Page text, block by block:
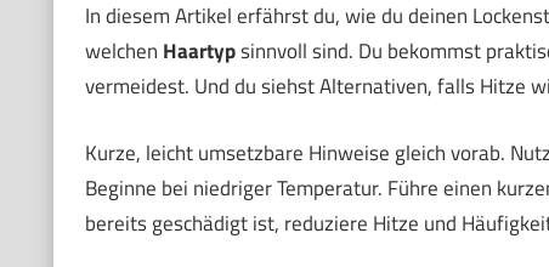
In diesem Artikel erfährst du, wie du deinen
welchen Haartypsinnvoll sind. Du bekommst
vermeidest. Und du siehst Alternativen, falls Hitze
Kurze, leicht umsetzbare Hinweise gleich vorab.
Beginne bei niedriger Temperatur. Führe einen
bereits geschädigt ist, reduziere Hitze und